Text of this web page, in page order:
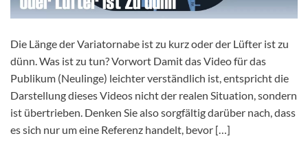
Die Länge der Variatornabe ist zu kurz oder der Lüfter ist zu
dünn. Was ist zu tun? Vorwort Damit das Video für das
Publikum (Neulinge) leichter verständlich ist, entspricht die
Darstellung dieses Videos nicht der realen Situation, sondern
ist übertrieben. Denken Sie also sorgfältig darüber nach, dass
es sich nur um eine Referenz handelt, bevor […]